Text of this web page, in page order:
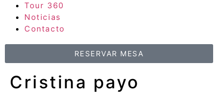
Tour 360
Noticias
Contacto
RESERVAR MESA
Cristina payo